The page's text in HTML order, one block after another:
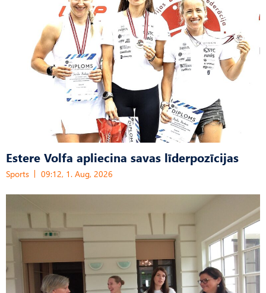
Estere Volfa apliecina savas līderpozīcijas
Sports 09:12, 1. Aug, 2026